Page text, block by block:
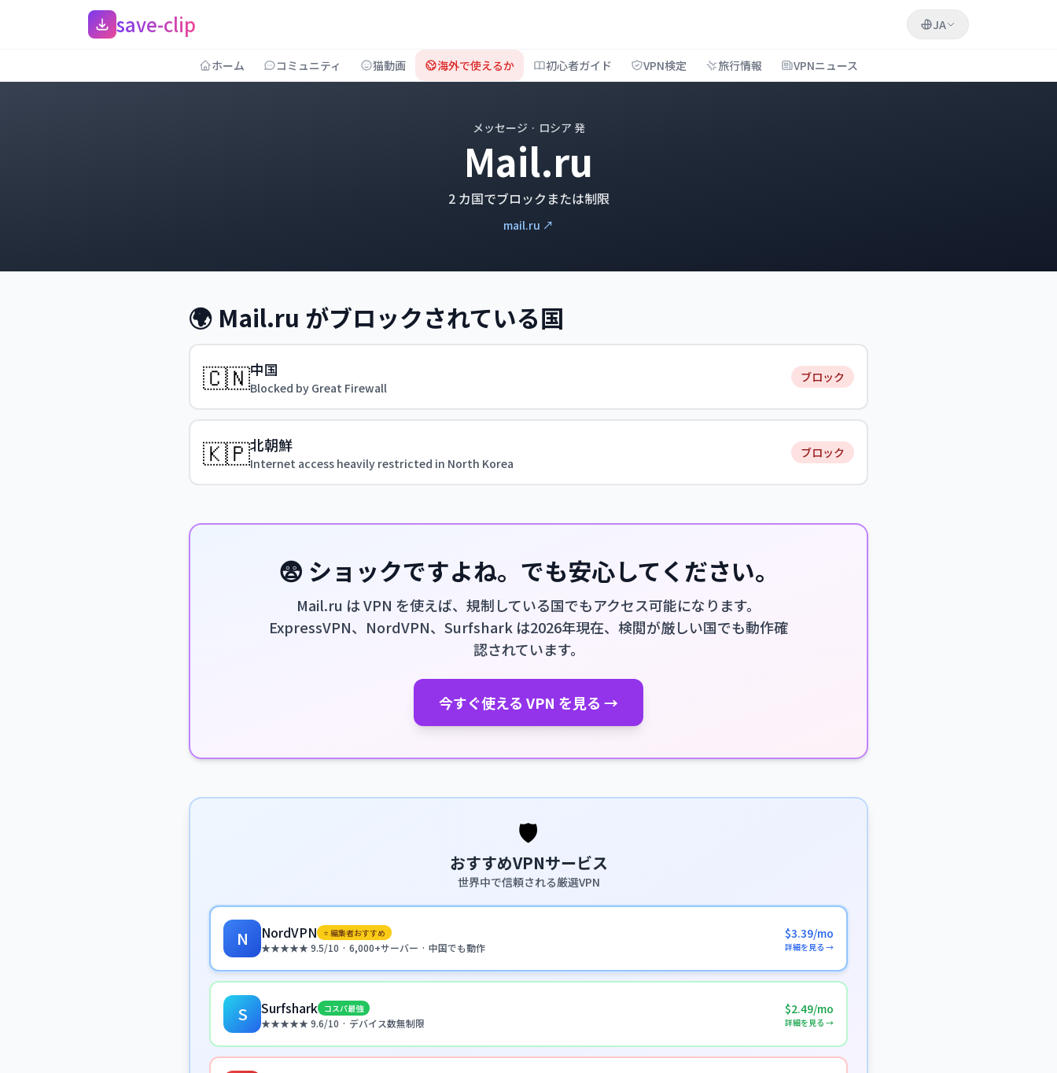
save-clip JA
ホーム コミュニティ 猫動画 海外で使えるか 初心者ガイド VPN検定 旅行情報 VPNニュース
メッセージ · ロシア 発
Mail.ru
2 カ国でブロックまたは制限
mail.ru ↗
🌍 Mail.ru がブロックされている国
🇨🇳中国
Blocked by Great Firewall
ブロック
🇰🇵北朝鮮
Internet access heavily restricted in North Korea
ブロック
😨 ショックですよね。でも安心してください。
Mail.ru は VPN を使えば、規制している国でもアクセス可能になります。
ExpressVPN、NordVPN、Surfshark は2026年現在、検閲が厳しい国でも動作確
認されています。
今すぐ使える VPN を見る →
🛡️
おすすめVPNサービス
世界中で信頼される厳選VPN
N NordVPN ⭐ 編集者おすすめ
★★★★★ 9.5/10 · 6,000+サーバー · 中国でも動作
$3.39/mo
詳細を見る →
S Surfshark コスパ最強
★★★★★ 9.6/10 · デバイス数無制限
$2.49/mo
詳細を見る →